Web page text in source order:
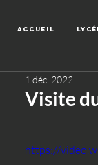
Accueil
Visite
1 déc. 2022
https://